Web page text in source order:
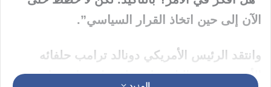
الآن إلى حين اتخاذ القرار السياسي”.
وانتقد الرئيس الأمريكي دونالد ترامب حلفائه
الأوروبيين في الناتو على خلفية استجابتهم لحربه